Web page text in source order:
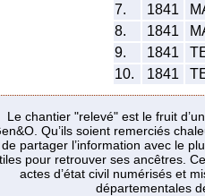
7.
1841
8.
1841
9.
1841
10.
1841
Le chantier "relevé" est le fruit
Qu’ils soient remerciés
de partager l’information avec le
pour retrouver ses ancêtres.
actes d’état civil numérisés et
départementales